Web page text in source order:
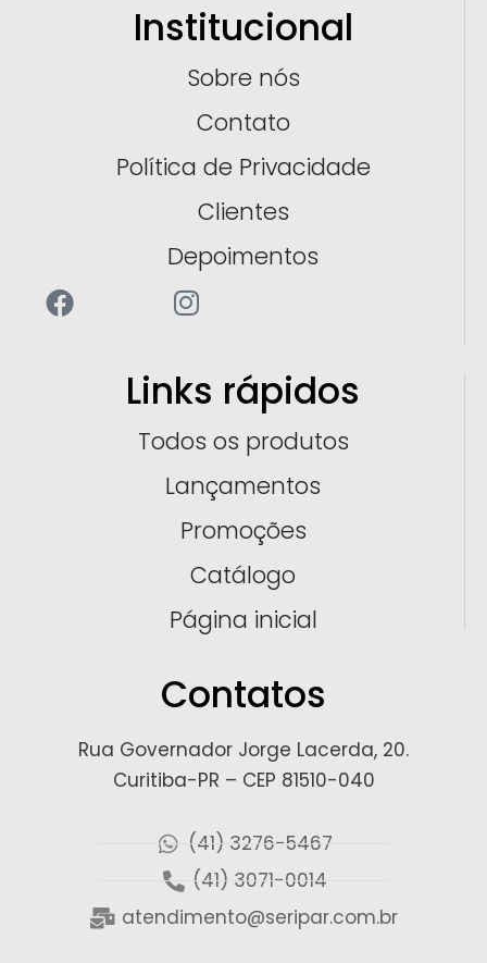
Institucional
Sobre nós
Contato
Política de Privacidade
Clientes
Depoimentos
Links rápidos
Todos os produtos
Lançamentos
Promoções
Catálogo
Página inicial
Contatos
Rua Governador Jorge Lacerda, 20.
Curitiba-PR – CEP 81510-040
(41) 3276-5467
(41) 3071-0014
atendimento@seripar.com.br